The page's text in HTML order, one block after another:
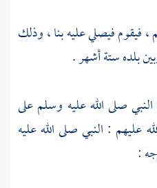
فيقوم فيصلي عليه بنا ، وذلك
بلده ستة أشهر .
صلى الله عليه وسلم على
عليهم : النبي صلى الله عليه
: